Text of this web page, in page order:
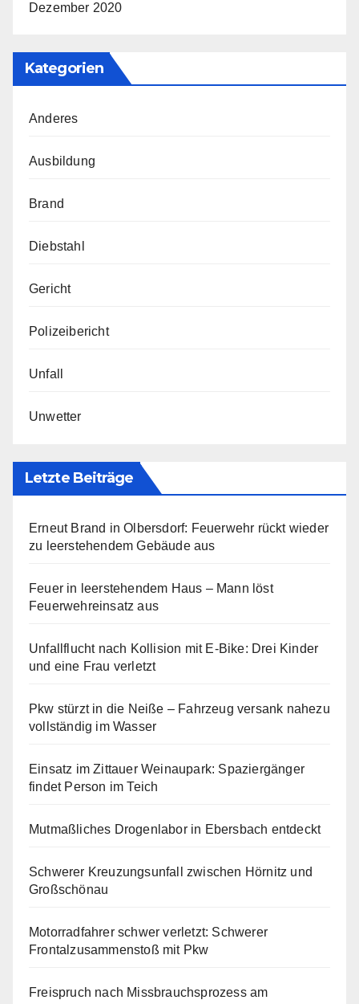
Dezember 2020
Kategorien
Anderes
Ausbildung
Brand
Diebstahl
Gericht
Polizeibericht
Unfall
Unwetter
Letzte Beiträge
Erneut Brand in Olbersdorf: Feuerwehr rückt wieder
zu leerstehendem Gebäude aus
Feuer in leerstehendem Haus – Mann löst
Feuerwehreinsatz aus
Unfallflucht nach Kollision mit E-Bike: Drei Kinder
und eine Frau verletzt
Pkw stürzt in die Neiße – Fahrzeug versank nahezu
vollständig im Wasser
Einsatz im Zittauer Weinaupark: Spaziergänger
findet Person im Teich
Mutmaßliches Drogenlabor in Ebersbach entdeckt
Schwerer Kreuzungsunfall zwischen Hörnitz und
Großschönau
Motorradfahrer schwer verletzt: Schwerer
Frontalzusammenstoß mit Pkw
Freispruch nach Missbrauchsprozess am